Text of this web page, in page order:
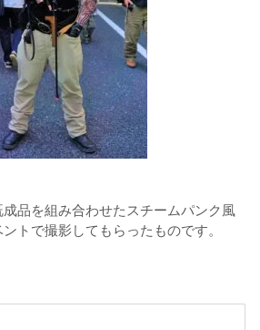
品を組み合わせたスチームパンク風
トで撮影してもらったものです。